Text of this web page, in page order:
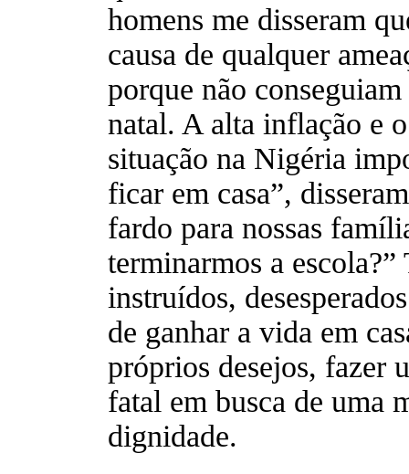
homens me disseram
causa de qualquer
porque não
natal. A alta inflação e
situação na Nigéria
ficar em casa”,
fardo para nossas
terminarmos a
instruídos,
de ganhar a vida em
próprios desejos, fazer
fatal em busca de uma
dignidade.